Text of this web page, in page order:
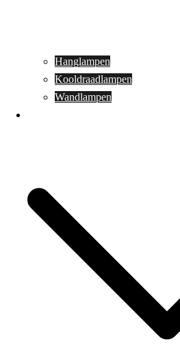
Hanglampen
Kooldraadlampen
Wandlampen